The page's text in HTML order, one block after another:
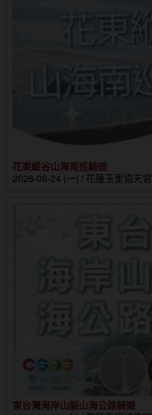
花東縱谷山海南巡騎遊
2026-08-24 (一) / 花蓮玉里協天宮
東台灣海岸山脈山海公路騎遊